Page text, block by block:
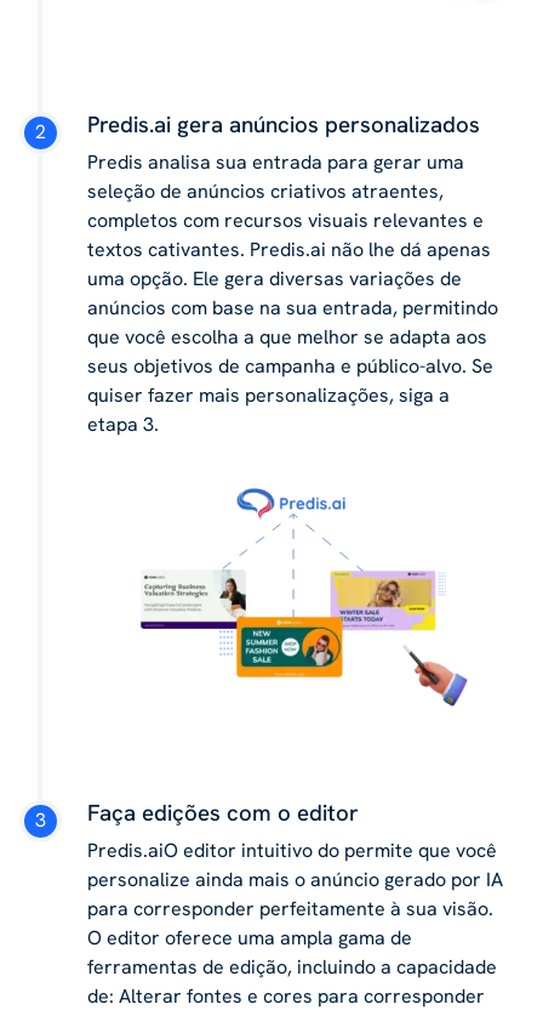
Predis.ai gera anúncios personalizados
Predis analisa sua entrada para gerar uma
seleção de anúncios criativos atraentes,
completos com recursos visuais relevantes e
textos cativantes. Predis.ai não lhe dá apenas
uma opção. Ele gera diversas variações de
anúncios com base na sua entrada, permitindo
que você escolha a que melhor se adapta aos
seus objetivos de campanha e público-alvo. Se
quiser fazer mais personalizações, siga a
etapa 3.
Faça edições com o editor
Predis.aiO editor intuitivo do permite que você
personalize ainda mais o anúncio gerado por IA
para corresponder perfeitamente à sua visão.
O editor oferece uma ampla gama de
ferramentas de edição, incluindo a capacidade
de: Alterar fontes e cores para corresponder